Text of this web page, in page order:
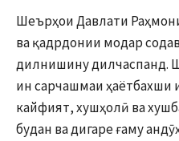
Шеърҳои Давлати
ва қадрдонии модар
дилнишину дилчаспанд.
ин сарчашмаи ҳаётбахши
кайфият, хушҳолӣ ва
будан ва дигаре ғаму